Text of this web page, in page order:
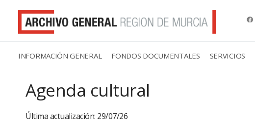
INFORMACIÓN GENERAL FONDOS DOCUMENTALES SERVICIOS
Agenda cultural
Última actualización: 29/07/26